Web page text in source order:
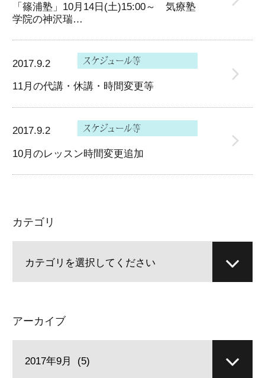
「篠浦塾」10月14日(土)15:00～ 気療塾
学院の神沢瑞…
2017.9.2
11月の代講・休講・時間変更等
2017.9.2
10月のレッスン時間変更追加
カテゴリ
アーカイブ